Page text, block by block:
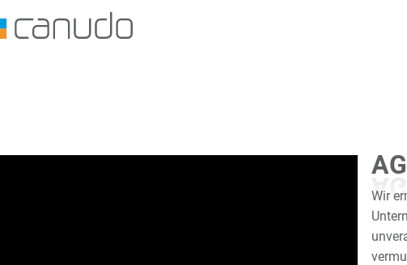
AG
Wir